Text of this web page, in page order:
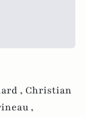
, Christian
,